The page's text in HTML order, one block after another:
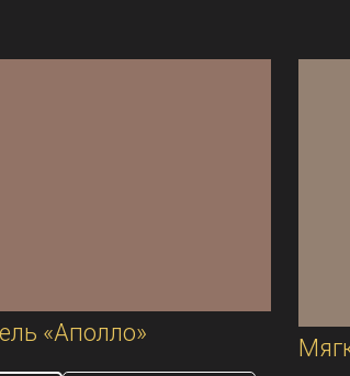
«Аполло»